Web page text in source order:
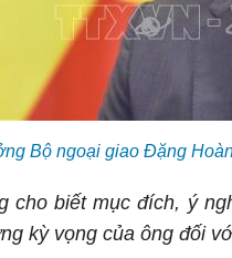
Bộ ngoại giao Đặng
cho biết mục đích, ý
kỳ vọng của ông đối